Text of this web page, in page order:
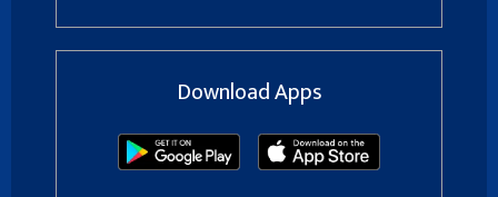
Download Apps